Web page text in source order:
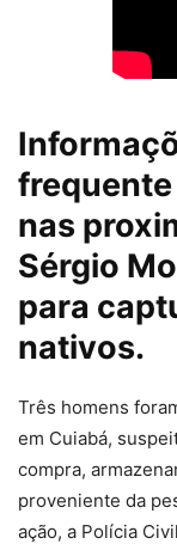
nas
Sérgio
para
nativos.
Três homens
em Cuiabá,
compra,
proveniente da
ação, a Polícia Civil